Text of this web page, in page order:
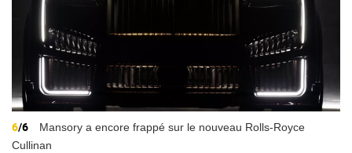
6/6
Mansory a encore frappé sur le nouveau Rolls-Royce
Cullinan